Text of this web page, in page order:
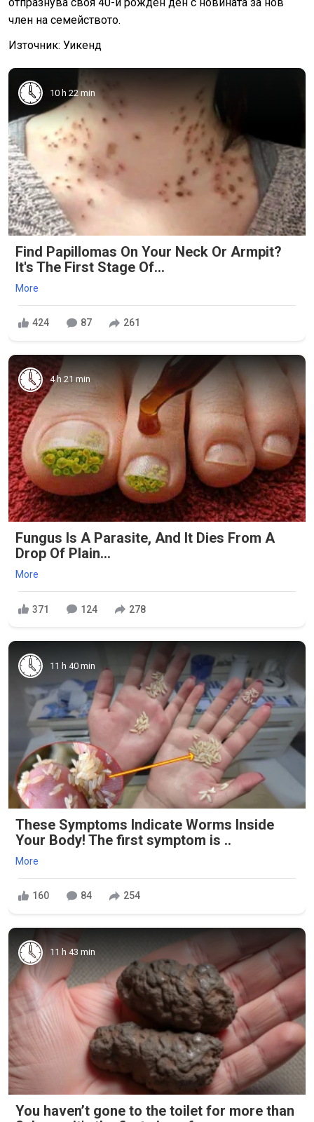
член на семейството.
Източник: Уикенд
10 h 22 min
Find Papillomas On Your Neck Or Armpit?
It's The First Stage Of...
More
424 87 261
4 h 21 min
Fungus Is A Parasite, And It Dies From A
Drop Of Plain...
More
371 124 278
11 h 40 min
These Symptoms Indicate Worms Inside
Your Body! The first symptom is ..
More
160 84 254
11 h 43 min
You haven’t gone to the toilet for more than